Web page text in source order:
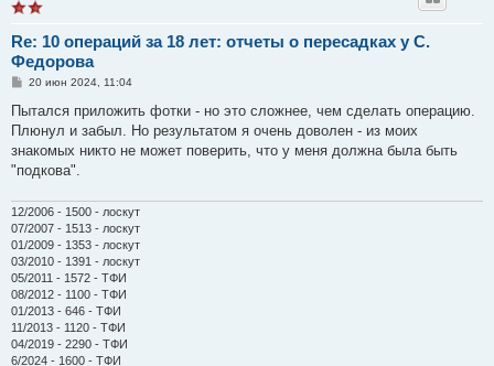
Re: 10 операций за 18 лет: отчеты о пересадках у С.
Федорова
С
о
щ
е
и
20 июн 2024, 11:04
Пытался приложить фотки - но это сложнее, чем сделать операцию.
Плюнул и забыл. Но результатом я очень доволен - из моих
знакомых никто не может поверить, что у меня должна была быть
"подкова".
12/2006 - 1500 - лоскут
07/2007 - 1513 - лоскут
01/2009 - 1353 - лоскут
03/2010 - 1391 - лоскут
05/2011 - 1572 - ТФИ
08/2012 - 1100 - ТФИ
01/2013 - 646 - ТФИ
11/2013 - 1120 - ТФИ
04/2019 - 2290 - ТФИ
6/2024 - 1600 - ТФИ